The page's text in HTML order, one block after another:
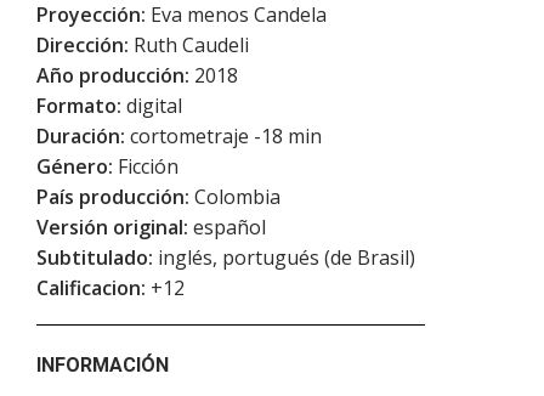
Proyección: Eva menos Candela
Dirección: Ruth Caudeli
Año producción: 2018
Formato: digital
Duración: cortometraje -18 min
Género: Ficción
País producción: Colombia
Versión original: español
Subtitulado: inglés, portugués (de Brasil)
Calificacion: +12
INFORMACIÓN